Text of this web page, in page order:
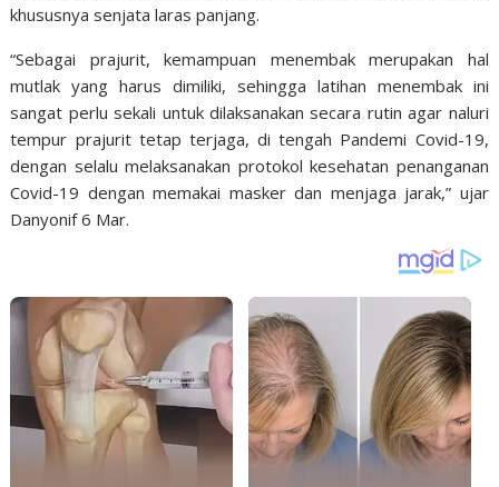
khususnya senjata laras panjang.
“Sebagai prajurit, kemampuan menembak merupakan hal
mutlak yang harus dimiliki, sehingga latihan menembak ini
sangat perlu sekali untuk dilaksanakan secara rutin agar naluri
tempur prajurit tetap terjaga, di tengah Pandemi Covid-19,
dengan selalu melaksanakan protokol kesehatan penanganan
Covid-19 dengan memakai masker dan menjaga jarak,” ujar
Danyonif 6 Mar.